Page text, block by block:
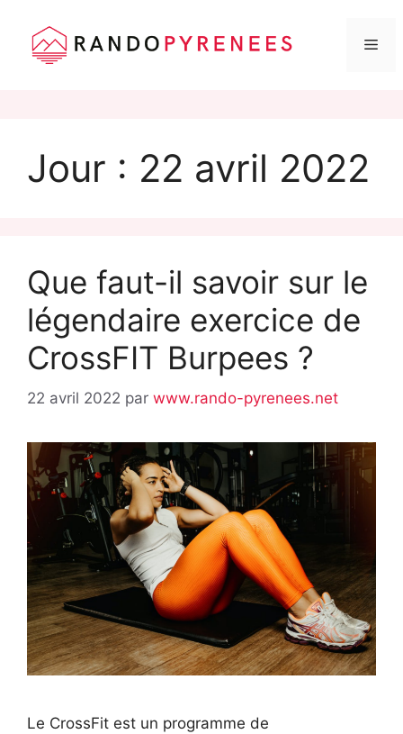
contenuJour : 22 avril 2022
Que faut-il savoir sur le
légendaire exercice de
CrossFIT Burpees ?
22 avril 2022 par www.rando-pyrenees.net
Le CrossFit est un programme de